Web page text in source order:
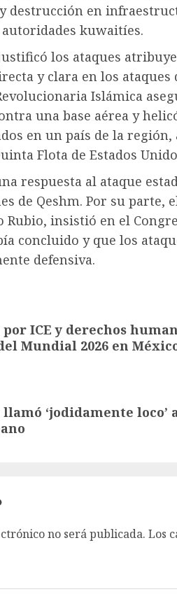
destrucción en
kuwaitíes.
los ataques
y clara en los ataques
Islámica
una base aérea y
en un país de la
Flota de Estados
respuesta al ataque
de Qeshm. Por su parte,
Rubio, insistió en el
concluido y que los
defensiva.
ICE y derechos
Mundial 2026 en México
‘jodidamente loco’
no será publicada. Los